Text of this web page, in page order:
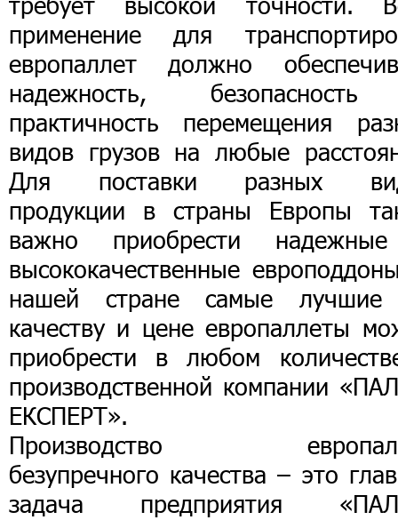
применение для
европаллет должно
надежность,
практичность перемещения
видов грузов на любые
Для поставки разных
продукции в страны Европы
важно приобрести
высококачественные
нашей стране самые
качеству и цене европаллеты
приобрести в любом
производственной компании
ЕКСПЕРТ».
Производство
безупречного качества – это
задача предприятия